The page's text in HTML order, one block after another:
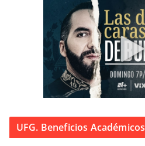
UFG. Beneficios Académicos